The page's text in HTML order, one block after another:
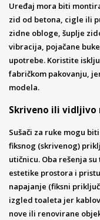
Uređaj mora biti
zid od betona, cigle ili
zidne obloge, šuplje
vibracija, pojačane
upotrebe. Koristite
fabričkom pakovanju,
modela.
Skriveno ili vidljivo
Sušači za ruke mogu
fiksnog (skrivenog)
utičnicu. Oba rešenja
estetike prostora i
napajanje (fiksni
izgled toaleta jer
nove ili renovirane